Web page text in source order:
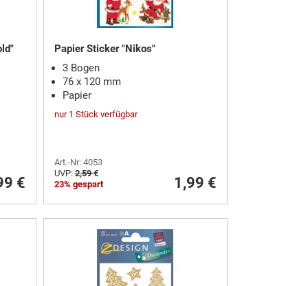
€
Papier Sticker "Nikos"
3 Bogen
76 x 120 mm
Papier
nur 1 Stück verfügbar
Art.-Nr: 4053
UVP:2,59 €
23% gespart
1,99 €